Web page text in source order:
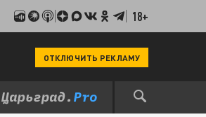
18+
ОТКЛЮЧИТЬ РЕКЛАМУ